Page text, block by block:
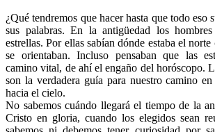
¿Qué tendremos que hacer hasta que todo eso
sus palabras. En la antigüedad los
estrellas. Por ellas sabían dónde estaba el
se orientaban. Incluso pensaban que las
camino vital, de ahí el engaño del horóscopo.
son la verdadera guía para nuestro camino
hacia el cielo.
No sabemos cuándo llegará el tiempo de la
Cristo en gloria, cuando los elegidos sean